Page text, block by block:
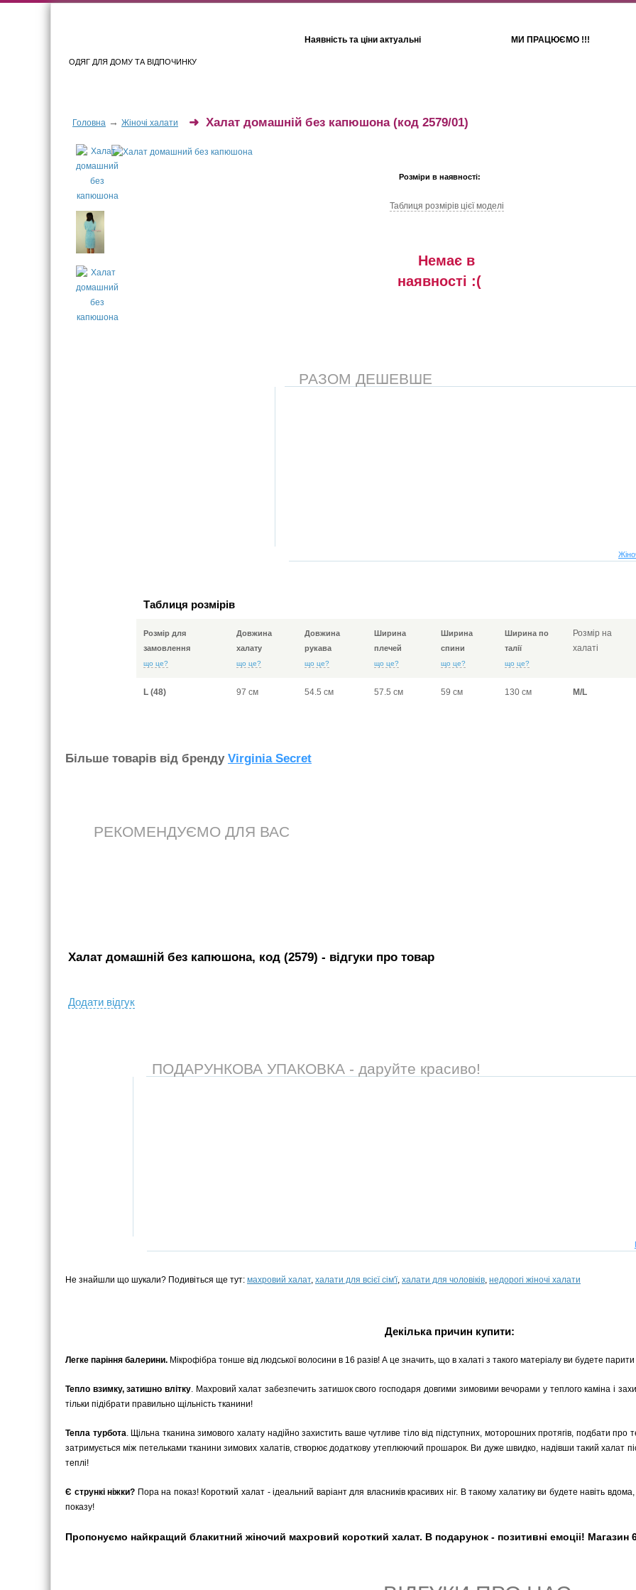
ОДЯГ ДЛЯ ДОМУ ТА ВІДПОЧИНКУ
Наявність та ціни актуальні МИ ПРАЦЮЄМО !!!
Головна → Жіночі халати ➜ Халат домашній без капюшона(код 2579/01)
Розміри в наявності:
Таблиця розмiрiв цiєї моделi
Немає в
наявностi :(
РАЗОМ ДЕШЕВШЕ
Таблиця розмірів
Розмір для
замовлення
що це?
Довжина
халату
що це?
Довжина
рукава
що це?
Ширина
плечей
що це?
Ширина
спини
що це?
Ширина по
талії
що це?
Розмір на
халаті
L (48) 97 см 54.5 см 57.5 см 59 см 130 см M/L
Бiльше товарiв вiд бренду Virginia Secret
РЕКОМЕНДУЄМО ДЛЯ ВАС
Халат домашній без капюшона, код (2579) - вiдгуки про товар
Додати вiдгук
ПОДАРУНКОВА УПАКОВКА - даруйте красиво!
Не знайшли що шукали? Подивіться ще тут: махровий халат, халати для всієї сім'ї, халати для чоловіків, недорогі жіночі халати
Декілька причин купити:
Легке паріння балерини. Мікрофібра тонше від людської волосини в 16 разів! А це значить, що в халаті з такого матеріалу ви будете
Тепло взимку, затишно влітку. Махровий халат забезпечить затишок свого господаря довгими зимовими вечорами у теплого каміна і
тільки підібрати правильно щільність тканини!
Тепла турбота. Щільна тканина зимового халату надійно захистить ваше чутливе тіло від підступних, моторошних протягів, подбати про
затримується між петельками тканини зимових халатів, створює додаткову утеплюючий прошарок. Ви дуже швидко, надівши такий халат
теплі!
Є стрункі ніжки? Пора на показ! Короткий халат - ідеальний варіант для власників красивих ніг. В такому халатику ви будете навіть
показу!
Пропонуємо найкращий блакитний жіночий махровий короткий халат. В подарунок - позитивні емоціі! Магазин